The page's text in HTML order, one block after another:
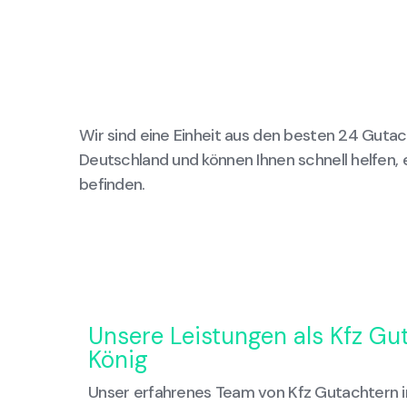
Wir sind eine Einheit aus den besten 24
Deutschland und können Ihnen schnell helfen,
befinden.
Unsere Leistungen als Kfz
König
Unser erfahrenes Team von Kfz Gutachtern